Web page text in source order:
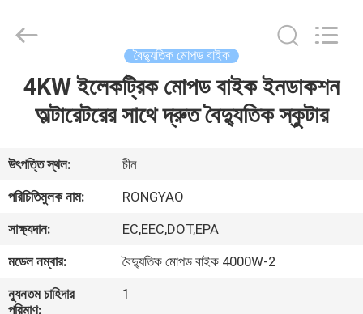
বাড়ি
আমাদের
সম্পর্কে
কারখানা
ভ্রমণ
Vehicle
Co.,Ltd.
বৈদ্যুতিক মোপড বাইক
4KW ইলেকট্রিক মোপড বাইক ইনডাকশন
অল্টারেটরের সাথে দ্রুত বৈদ্যুতিক স্কুটার
উৎপত্তি স্থল:
চীন
পরিচিতিমুলক নাম:
RONGYAO
সাক্ষ্যদান:
EC,EEC,DOT,EPA
মডেল নম্বার:
বৈদ্যুতিক মোপড বাইক 4000W-2
ন্যূনতম চাহিদার
পরিমাণ:
1